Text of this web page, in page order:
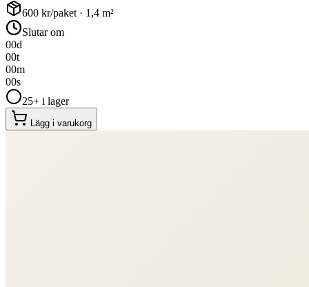
600 kr/paket · 1,4 m²
Slutar om
00d
00t
00m
00s
25+ i lager
Lägg i varukorg